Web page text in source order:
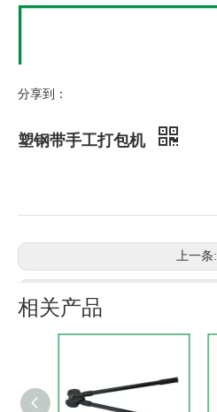
分享到：
塑钢带手工打包机
上一条:
相关产品